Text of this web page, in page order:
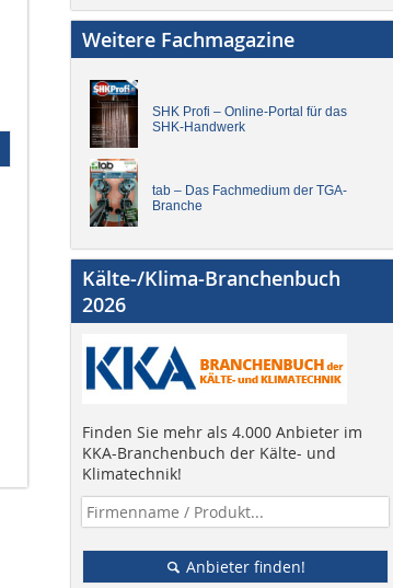
Weitere Fachmagazine
SHK Profi – Online-Portal für das
SHK-Handwerk
tab – Das Fachmedium der TGA-
Branche
Kälte-/Klima-Branchenbuch
2026
Finden Sie mehr als 4.000 Anbieter im
KKA-Branchenbuch der Kälte- und
Klimatechnik!
Anbieter finden!